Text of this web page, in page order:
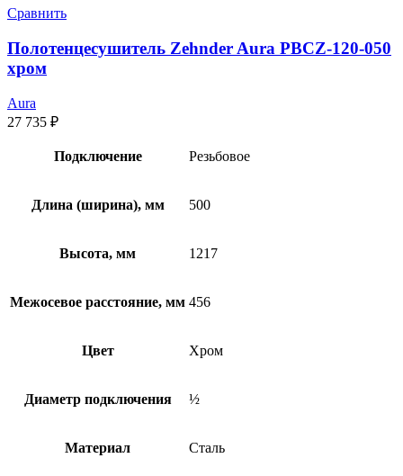
Сравнить
Полотенцесушитель Zehnder Aura PBCZ-120-050
хром
Aura
27 735 ₽
Подключение Резьбовое
Длина (ширина), мм 500
Высота, мм 1217
Межосевое расстояние, мм 456
Цвет Хром
Диаметр подключения ½
Материал Сталь